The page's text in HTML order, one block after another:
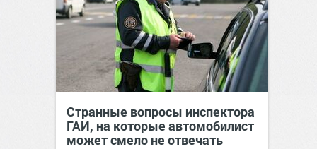
Странные вопросы инспектора
ГАИ, на которые автомобилист
может смело не отвечать